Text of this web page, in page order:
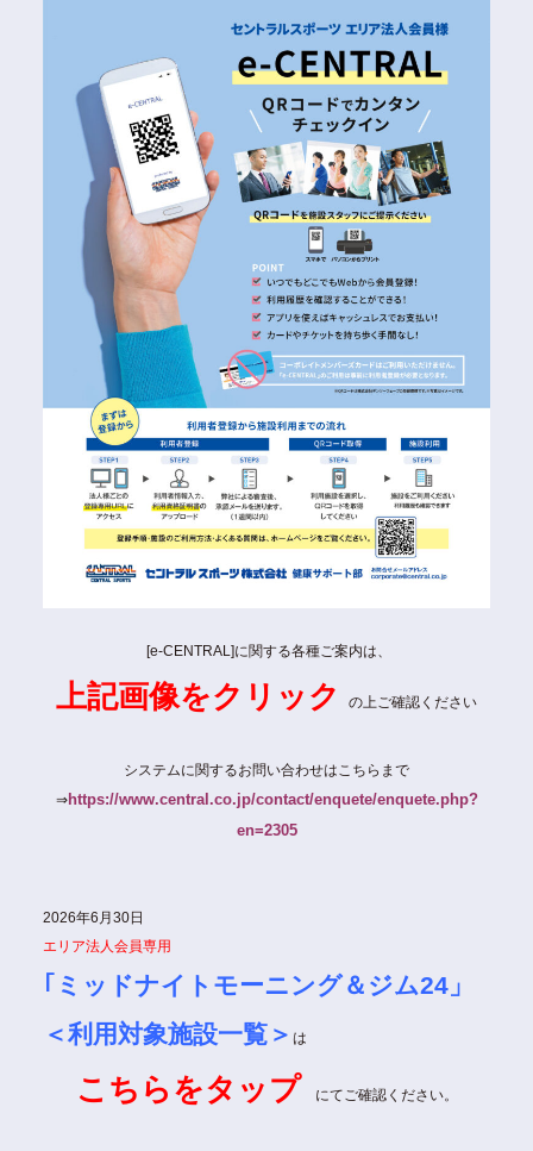
[e-CENTRAL]に関する各種ご案内は、
上記画像をクリック の上ご確認ください
システムに関するお問い合わせはこちらまで
⇒https://www.central.co.jp/contact/enquete/enquete.php?
en=2305
2026年6月30日
エリア法人会員専用
｢ミッドナイトモーニング＆ジム24」
＜利用対象施設一覧＞ は
こちらをタップ にてご確認ください。